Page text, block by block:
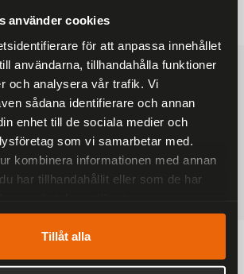
använder cookies
för att anpassa innehållet
användarna, tillhandahålla funktioner
och analysera vår trafik. Vi
sådana identifierare och annan
enhet till de sociala medier och
som vi samarbetar med.
kombinera informationen med annan
har tillhandahållit eller som de har
Tillåt alla
ordrar över 2000 kr
LEVERANS
Sverige med DHL
BETALNINGAR
Klarna eller Swish